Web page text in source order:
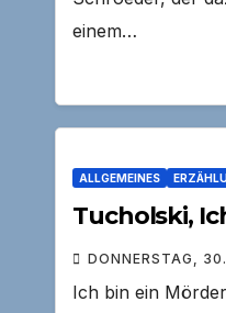
einem…
ALLGEMEINES
Tucholski,
DONNERSTAG,
Ich bin ein